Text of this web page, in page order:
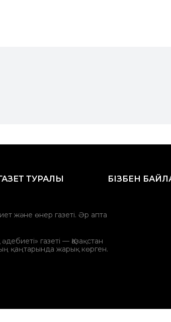
ТУРАЛЫ БІЗБЕН
және өнер газеті. Әр апта
газеті — Қазақстан
қаңтарында жарық көрген.